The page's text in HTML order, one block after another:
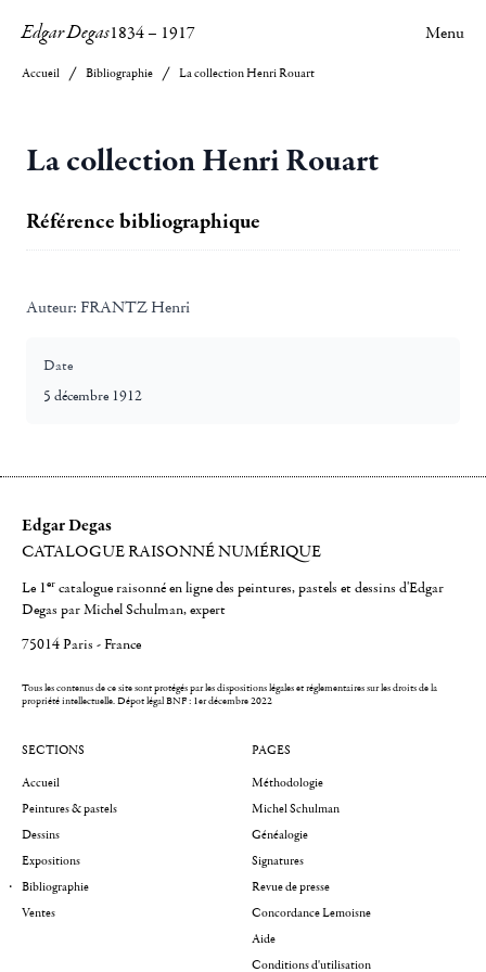
Edgar Degas1834– 1917 Menu
Accueil Bibliographie La collection Henri Rouart
La collection Henri Rouart
Référence bibliographique
Auteur: FRANTZ Henri
Date
5 décembre 1912
Edgar Degas
CATALOGUE RAISONNÉ NUMÉRIQUE
Le 1er catalogue raisonné en ligne des peintures, pastels et dessins d'Edgar
Degas par Michel Schulman, expert
75014 Paris - France
Tous les contenus de ce site sont protégés par les dispositions légales et réglementaires sur les droits de la
propriété intellectuelle.Dépot légal BNF : 1er décembre 2022
SECTIONS
Accueil
Peintures & pastels
Dessins
Expositions
Bibliographie
Ventes
PAGES
Méthodologie
Michel Schulman
Généalogie
Signatures
Revue de presse
Concordance Lemoisne
Aide
Conditions d'utilisation